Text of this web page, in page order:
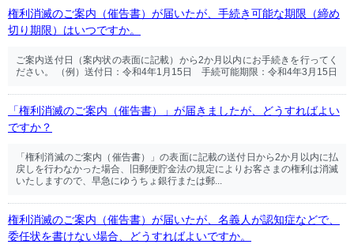
権利消滅のご案内（催告書）が届いたが、手続き可能な期限（締め
切り期限）はいつですか。
ご案内送付日（案内状の表面に記載）から2か月以内にお手続きを行ってく
ださい。 （例）送付日：令和4年1月15日 手続可能期限：令和4年3月15日
「権利消滅のご案内（催告書）」が届きましたが、どうすればよい
ですか？
「権利消滅のご案内（催告書）」の表面に記載の送付日から2か月以内に払
戻しを行わなかった場合、旧郵便貯金法の規定によりお客さまの権利は消滅
いたしますので、早急にゆうちょ銀行または郵...
権利消滅のご案内（催告書）が届いたが、名義人が認知症などで、
委任状を書けない場合、どうすればよいですか。